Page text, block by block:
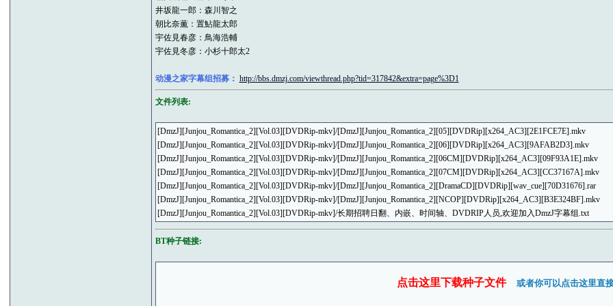
井坂龍一郎：森川智之
朝比奈薫：置鮎龍太郎
宇佐見春彦：鳥海浩輔
宇佐見冬彦：小杉十郎太2
动漫之家字幕组招募： http://bbs.dmzj.com/viewthread.php?tid=317842&extra=page%3D1
文件列表:
[DmzJ][Junjou_Romantica_2][Vol.03][DVDRip-mkv]/[DmzJ][Junjou_Romantica_2][05][DVDRip][x264_AC3][2E1FCE7E].mkv
[DmzJ][Junjou_Romantica_2][Vol.03][DVDRip-mkv]/[DmzJ][Junjou_Romantica_2][06][DVDRip][x264_AC3][9AFAB2D3].mkv
[DmzJ][Junjou_Romantica_2][Vol.03][DVDRip-mkv]/[DmzJ][Junjou_Romantica_2][06CM][DVDRip][x264_AC3][09F93A1E].mkv
[DmzJ][Junjou_Romantica_2][Vol.03][DVDRip-mkv]/[DmzJ][Junjou_Romantica_2][07CM][DVDRip][x264_AC3][CC37167A].mkv
[DmzJ][Junjou_Romantica_2][Vol.03][DVDRip-mkv]/[DmzJ][Junjou_Romantica_2][DramaCD][DVDRip][wav_cue][70D31676].rar
[DmzJ][Junjou_Romantica_2][Vol.03][DVDRip-mkv]/[DmzJ][Junjou_Romantica_2][NCOP][DVDRip][x264_AC3][B3E324BF].mkv
[DmzJ][Junjou_Romantica_2][Vol.03][DVDRip-mkv]/长期招聘日翻、内嵌、时间轴、DVDRIP人员,欢迎加入DmzJ字幕组.txt
BT种子链接:
点击这里下载种子文件 或者你可以点击这里直